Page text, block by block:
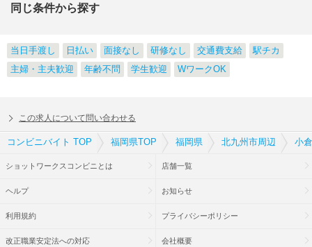
同じ条件から探す
当日手渡し 日払い 面接なし 研修なし 交通費支給
駅チカ
主婦・主夫歓迎
年齢不問 学生歓迎 WワークOK
この求人について問い合わせる
コンビニバイト TOP 福岡県TOP 福岡県 北九州市周辺 小
ショットワークスコンビニとは 店舗一覧
ヘルプ お知らせ
利用規約 プライバシーポリシー
改正職業安定法への対応 会社概要